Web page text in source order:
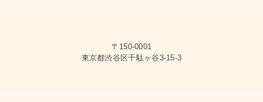
〒150-0001
東京都渋谷区千駄ヶ谷3-15-3